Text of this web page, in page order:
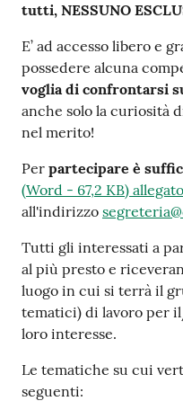
tutti, NESSUNO
E’ ad accesso libero e
possedere alcuna
voglia di confrontarsi
anche solo la curiosità
nel merito!
Per partecipare è
(Word - 67,2 KB) allegato
all'indirizzo
Tutti gli interessati a
al più presto e
luogo in cui si terrà il
tematici) di lavoro per
loro interesse.
Le tematiche su cui
seguenti: